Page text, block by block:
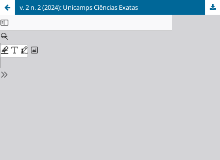
v. 2 n. 2 (2024): Unicamps Ciências Exatas